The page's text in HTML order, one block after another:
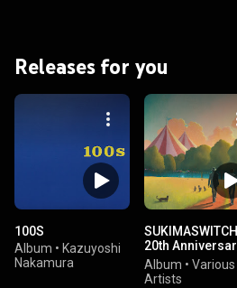
Releases for you
100S
Album • Kazuyoshi
Nakamura
SUKIMASWITCH
20th
Tribute Album
"Everyone's
Album • Various
Artists